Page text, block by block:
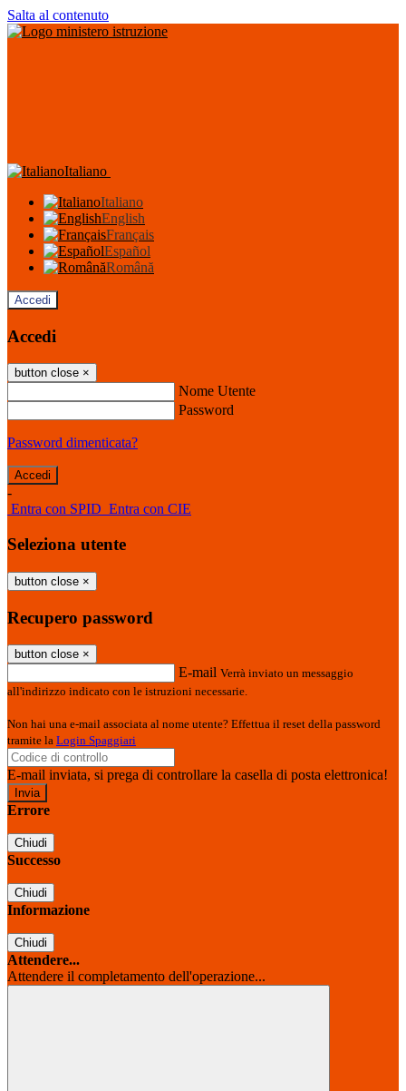
Salta al contenuto
Italiano
Italiano
English
Français
Español
Română
Accedi
Accedi
button close ×
Nome Utente
Password
Password dimenticata?
-
Entra con SPID Entra con CIE
Seleziona utente
button close ×
Recupero password
button close ×
E-mail Verrà inviato un messaggio
all'indirizzo indicato con le istruzioni necessarie.
Non hai una e-mail associata al nome utente? Effettua il reset della password
tramite la Login Spaggiari
E-mail inviata, si prega di controllare la casella di posta elettronica!
Errore
Chiudi
Successo
Chiudi
Informazione
Chiudi
Attendere...
Attendere il completamento dell'operazione...